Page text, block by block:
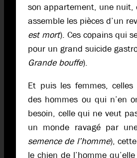
son appartement, une nuit,
assemble les pièces d’un
est mort). Ces copains qui
pour un grand suicide
Grande bouffe).
Et puis les femmes,
des hommes ou qui n’en
besoin, celle qui ne veut
un monde ravagé par
semence de l’homme),
le chien de l’homme